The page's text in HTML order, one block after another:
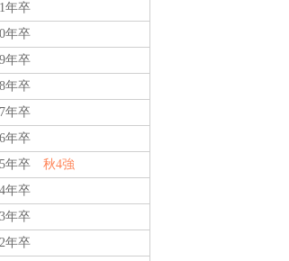
年卒
年卒
年卒
年卒
年卒
年卒
年卒 秋4強
年卒
年卒
年卒